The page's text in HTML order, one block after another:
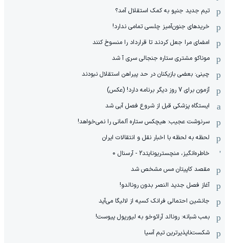
تیم جدید جنپو به کمک استقلال آمد؟
خریدهای جنون‌آمیز چلسی تمامی ندارد!
امضای مرا جعل کردند تا قرارداد را منسوخ کنند
موناکو مشتری ستاره جنجالی سری آ شد
چینی: بعضی بازیکنان در حد پیراهن استقلال نبودند
آزمون برای 7 روز دیگر برنامه دارد! (عکس)
ایستگاه پزشکی قبل از شروع فصل آبی شد
سرنوشت عجیب: هیچکس ستاره آلمانی را نمی‌خواهد!
لحظه به لحظه با اخبار نقل و انتقالات ایران
خاطره‌انگیز، منچستریونایتد2 - آرسنال 0
مقصد کاپیتان مس مشخص شد
آغاز فصل جدید النصر بدون رونالدو!
جانشین احتمالی فرانک کسیه از لالیگا می‌آید
بمب شبانه: رونالد آرائوخو به لیورپول پیوست!
شکست‌ناپذیرترین تیم آسیا